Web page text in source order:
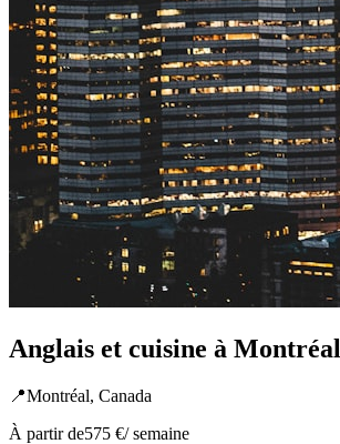
Anglais et cuisine à Montréal
📍Montréal, Canada
À partir de575 €/ semaine